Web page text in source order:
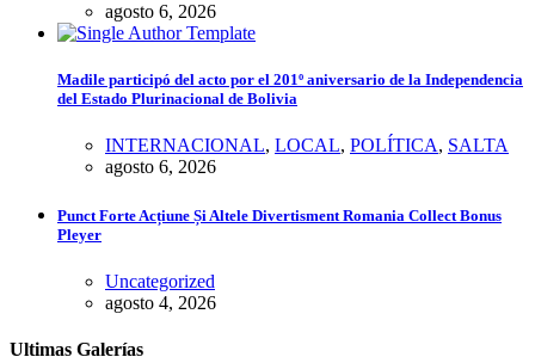
agosto 6, 2026
Madile participó del acto por el 201º aniversario de la Independencia
del Estado Plurinacional de Bolivia
INTERNACIONAL, LOCAL, POLÍTICA, SALTA
agosto 6, 2026
Punct Forte Acțiune Și Altele Divertisment Romania Collect Bonus
Pleyer
Uncategorized
agosto 4, 2026
Ultimas Galerías